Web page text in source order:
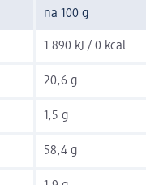
na 100 g
1 890 kJ / 0 kcal
20,6 g
1,5 g
58,4 g